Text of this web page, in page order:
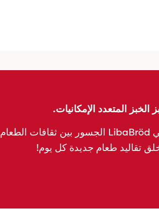
الخبز المتعدد الإمكانيات.
يبني LibaBröd الجسور بين ثقافات الطعام
تقاليد طعام جديدة كل يوم!